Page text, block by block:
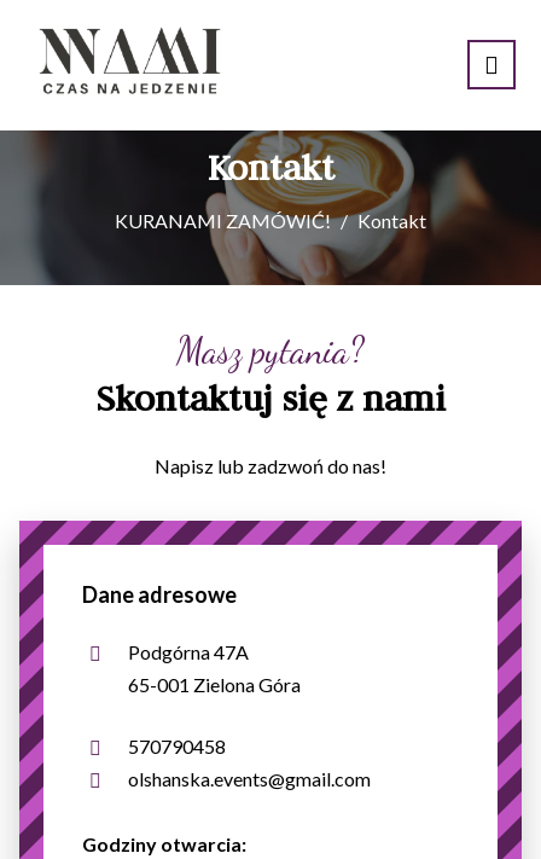
Kontakt
KURANAMI ZAMÓWIĆ! Kontakt
Masz pytania?
Skontaktuj się z nami
Napisz lub zadzwoń do nas!
Dane adresowe
Podgórna 47A
65-001 Zielona Góra
570790458
olshanska.events@gmail.com
Godziny otwarcia: